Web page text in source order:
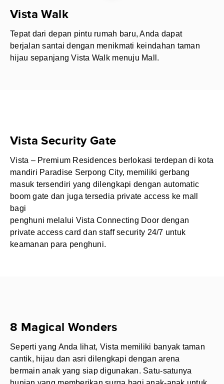
Vista Walk
Tepat dari depan pintu rumah baru, Anda dapat
berjalan santai dengan menikmati keindahan taman
hijau sepanjang Vista Walk menuju Mall.
Vista Security Gate
Vista – Premium Residences berlokasi terdepan di kota
mandiri Paradise Serpong City, memiliki gerbang
masuk tersendiri yang dilengkapi dengan automatic
boom gate dan juga tersedia private access ke mall
bagi
penghuni melalui Vista Connecting Door dengan
private access card dan staff security 24/7 untuk
keamanan para penghuni.
8 Magical Wonders
Seperti yang Anda lihat, Vista memiliki banyak taman
cantik, hijau dan asri dilengkapi dengan arena
bermain anak yang siap digunakan. Satu-satunya